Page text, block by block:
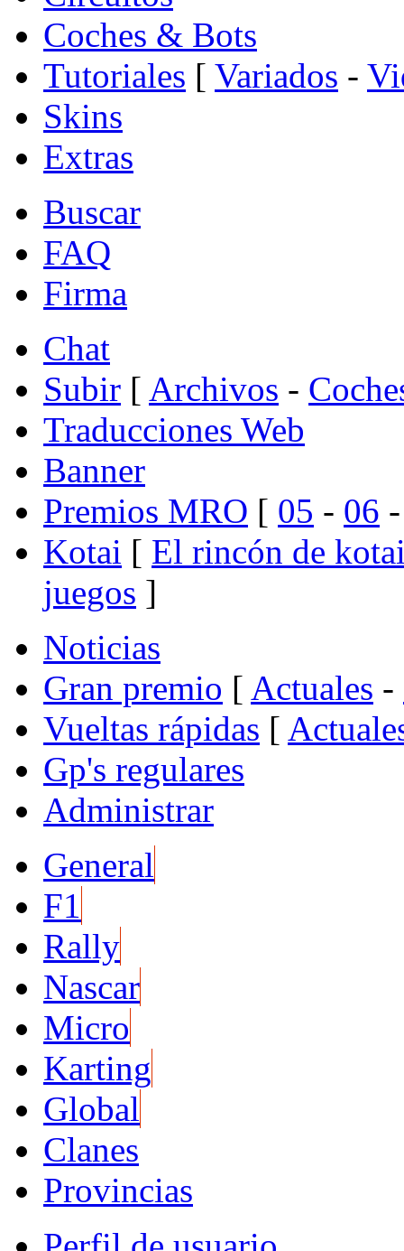
Coches & Bots
Tutoriales [ Variados -
Skins
Extras
Buscar
FAQ
Firma
Chat
Subir [ Archivos -
Traducciones Web
Banner
Premios MRO [ 05 - 06
Kotai [ El rincón de
juegos ]
Noticias
Gran premio [ Actuales -
Vueltas rápidas [
Gp's regulares
Administrar
General
F1
Rally
Nascar
Micro
Karting
Global
Clanes
Provincias